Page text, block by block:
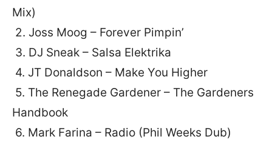
Mix)
2. Joss Moog – Forever Pimpin’
3. DJ Sneak – Salsa Elektrika
4. JT Donaldson – Make You Higher
5. The Renegade Gardener – The Gardeners
Handbook
6. Mark Farina – Radio (Phil Weeks Dub)